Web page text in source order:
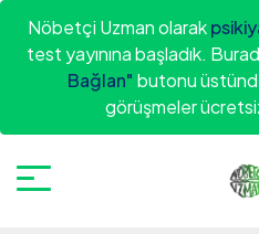
Nöbetçi Uzman olarak
test yayınına başladık.
Bağlan" butonu
görüşmeler